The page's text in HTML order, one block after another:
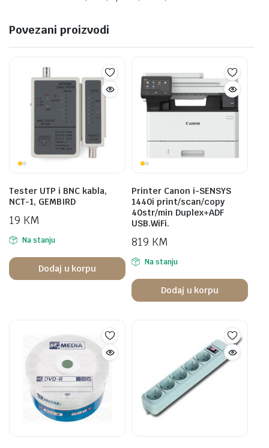
Povezani proizvodi
Tester UTP i BNC kabla,
NCT-1, GEMBIRD
19 KM
Na stanju
Dodaj u korpu
Printer Canon i-SENSYS
1440i print/scan/copy
40str/min Duplex+ADF
USB.WiFi.
819 KM
Na stanju
Dodaj u korpu